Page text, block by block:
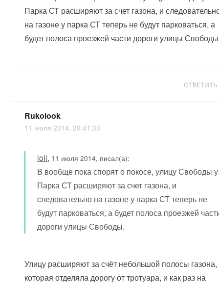
Парка СТ расширяют за счет газона, и
на газоне у парка СТ теперь не будут парковаться, а
будет полоса проезжей части дороги улицы
ОТВЕТИТЬ
Rukolook
11 июля 2014, 20:41:33
loli, 11 июля 2014, писал(а):
В вообще пока спорят о покосе, улицу Свободы у
Парка СТ расширяют за счет газона, и
следовательно на газоне у парка СТ теперь не
будут парковаться, а будет полоса проезжей
дороги улицы Свободы.
Улицу расширяют за счёт небольшой полосы газона,
которая отделяла дорогу от тротуара, и как раз на